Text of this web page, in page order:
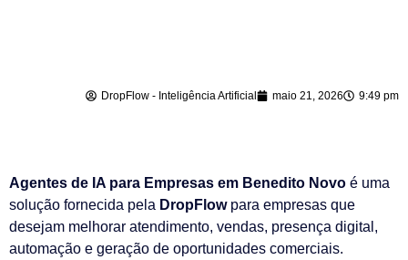
DropFlow - Inteligência Artificial maio 21, 2026 9:49 pm
Agentes de IA para Empresas em Benedito Novo é uma
solução fornecida pela DropFlowpara empresas que
desejam melhorar atendimento, vendas, presença digital,
automação e geração de oportunidades comerciais.